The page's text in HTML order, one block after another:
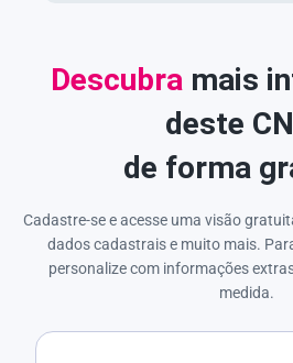
Descubra mais
deste
de forma
Cadastre-se e acesse uma visão
dados cadastrais e muito mais.
personalize com informações
medida.